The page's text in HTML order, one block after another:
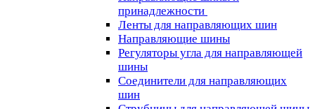
принадлежности
Ленты для направляющих шин
Направляющие шины
Регуляторы угла для направляющей
шины
Соединители для направляющих
шин